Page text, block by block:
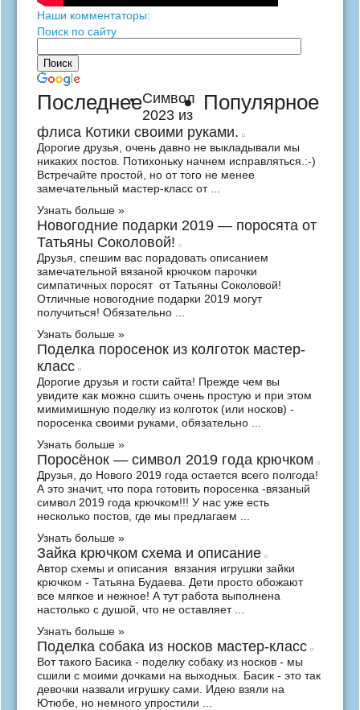
Наши комментаторы:
Поиск по сайту
Популярное
ПоследнееСимвол
2023 из
флиса Котики своими руками.
Дорогие друзья, очень давно не выкладывали мы
никаких постов. Потихоньку начнем исправляться.:-)
Встречайте простой, но от того не менее
замечательный мастер-класс от ...
Узнать больше »
Новогодние подарки 2019 — поросята от
Татьяны Соколовой!
Друзья, спешим вас порадовать описанием
замечательной вязаной крючком парочки
симпатичных поросят от Татьяны Соколовой!
Отличные новогодние подарки 2019 могут
получиться! Обязательно ...
Узнать больше »
Поделка поросенок из колготок мастер-
класс
Дорогие друзья и гости сайта! Прежде чем вы
увидите как можно сшить очень простую и при этом
мимимишную поделку из колготок (или носков) -
поросенка своими руками, обязательно ...
Узнать больше »
Поросёнок — символ 2019 года крючком
Друзья, до Нового 2019 года остается всего полгода!
А это значит, что пора готовить поросенка -вязаный
символ 2019 года крючком!!! У нас уже есть
несколько постов, где мы предлагаем ...
Узнать больше »
Зайка крючком схема и описание
Автор схемы и описания вязания игрушки зайки
крючком - Татьяна Будаева. Дети просто обожают
все мягкое и нежное! А тут работа выполнена
настолько с душой, что не оставляет ...
Узнать больше »
Поделка собака из носков мастер-класс
Вот такого Басика - поделку собаку из носков - мы
сшили с моими дочками на выходных. Басик - это так
девочки назвали игрушку сами. Идею взяли на
Ютюбе, но немного упростили ...